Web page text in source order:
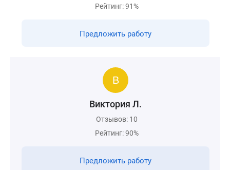
Рейтинг: 91%
Предложить работу
Виктория Л.
Отзывов: 10
Рейтинг: 90%
Предложить работу